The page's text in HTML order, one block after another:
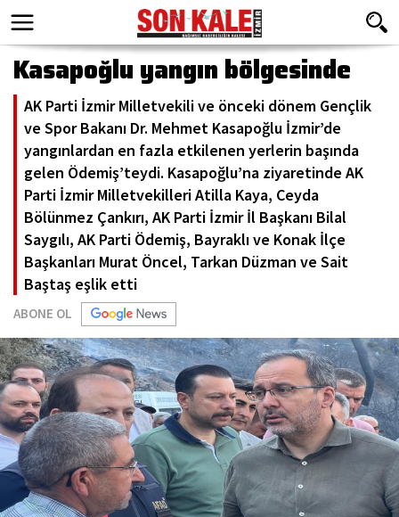
Kasapoğlu yangın bölgesinde
AK Parti İzmir Milletvekili ve önceki dönem Gençlik
ve Spor Bakanı Dr. Mehmet Kasapoğlu İzmir’de
yangınlardan en fazla etkilenen yerlerin başında
gelen Ödemiş’teydi. Kasapoğlu’na ziyaretinde AK
Parti İzmir Milletvekilleri Atilla Kaya, Ceyda
Bölünmez Çankırı, AK Parti İzmir İl Başkanı Bilal
Saygılı, AK Parti Ödemiş, Bayraklı ve Konak İlçe
Başkanları Murat Öncel, Tarkan Düzman ve Sait
Baştaş eşlik etti
ABONE OL